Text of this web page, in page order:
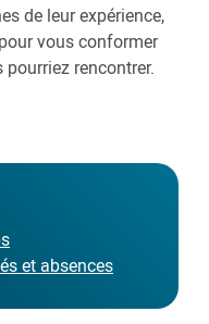
de leur expérience,
vous conformer
rencontrer.
et absences